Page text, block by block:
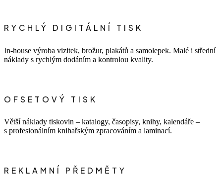
RYCHLÝ DIGITÁLNÍ TISK
In-house výroba vizitek, brožur, plakátů a samolepek. Malé i střední
náklady s rychlým dodáním a kontrolou kvality.
OFSETOVÝ TISK
Větší náklady tiskovin – katalogy, časopisy, knihy, kalendáře –
s profesionálním knihařským zpracováním a laminací.
REKLAMNÍ PŘEDMĚTY